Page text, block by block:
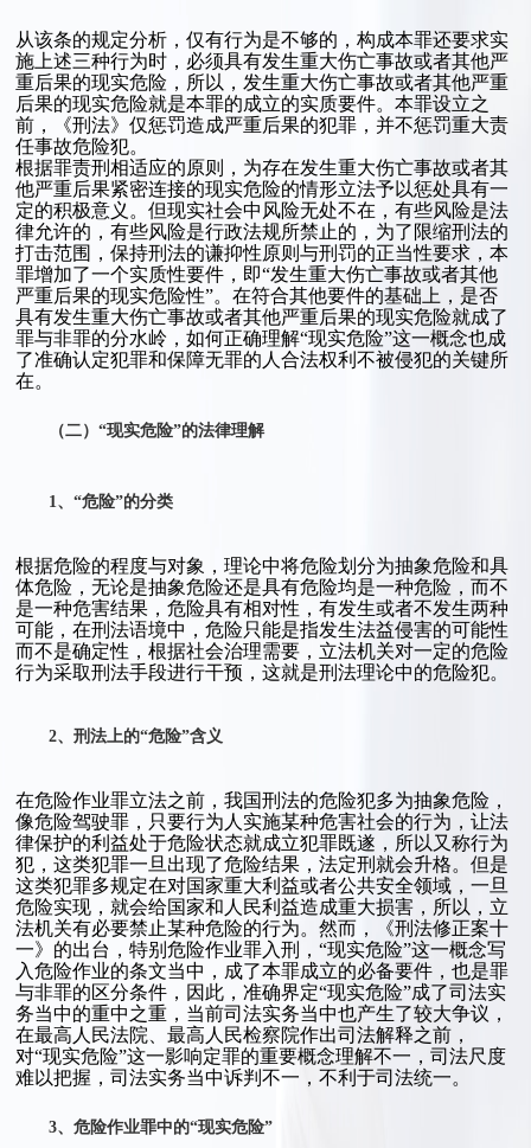
从该条的规定分析，仅有行为是不够的，构成本罪还要求实
施上述三种行为时，必须具有发生重大伤亡事故或者其他严
重后果的现实危险，所以，发生重大伤亡事故或者其他严重
后果的现实危险就是本罪的成立的实质要件。本罪设立之
前，《刑法》仅惩罚造成严重后果的犯罪，并不惩罚重大责
任事故危险犯。
根据罪责刑相适应的原则，为存在发生重大伤亡事故或者其
他严重后果紧密连接的现实危险的情形立法予以惩处具有一
定的积极意义。但现实社会中风险无处不在，有些风险是法
律允许的，有些风险是行政法规所禁止的，为了限缩刑法的
打击范围，保持刑法的谦抑性原则与刑罚的正当性要求，本
罪增加了一个实质性要件，即“发生重大伤亡事故或者其他
严重后果的现实危险性”。在符合其他要件的基础上，是否
具有发生重大伤亡事故或者其他严重后果的现实危险就成了
罪与非罪的分水岭，如何正确理解“现实危险”这一概念也成
了准确认定犯罪和保障无罪的人合法权利不被侵犯的关键所
在。
（二）“现实危险”的法律理解
1、“危险”的分类
根据危险的程度与对象，理论中将危险划分为抽象危险和具
体危险，无论是抽象危险还是具有危险均是一种危险，而不
是一种危害结果，危险具有相对性，有发生或者不发生两种
可能，在刑法语境中，危险只能是指发生法益侵害的可能性
而不是确定性，根据社会治理需要，立法机关对一定的危险
行为采取刑法手段进行干预，这就是刑法理论中的危险犯。
2、刑法上的“危险”含义
在危险作业罪立法之前，我国刑法的危险犯多为抽象危险，
像危险驾驶罪，只要行为人实施某种危害社会的行为，让法
律保护的利益处于危险状态就成立犯罪既遂，所以又称行为
犯，这类犯罪一旦出现了危险结果，法定刑就会升格。但是
这类犯罪多规定在对国家重大利益或者公共安全领域，一旦
危险实现，就会给国家和人民利益造成重大损害，所以，立
法机关有必要禁止某种危险的行为。然而，《刑法修正案十
一》的出台，特别危险作业罪入刑，“现实危险”这一概念写
入危险作业的条文当中，成了本罪成立的必备要件，也是罪
与非罪的区分条件，因此，准确界定“现实危险”成了司法实
务当中的重中之重，当前司法实务当中也产生了较大争议，
在最高人民法院、最高人民检察院作出司法解释之前，
对“现实危险”这一影响定罪的重要概念理解不一，司法尺度
难以把握，司法实务当中诉判不一，不利于司法统一。
3、危险作业罪中的“现实危险”